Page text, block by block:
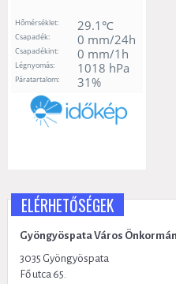
ELÉRHETŐSÉGEK
Gyöngyöspata Város
3035 Gyöngyöspata
Fő utca 65.